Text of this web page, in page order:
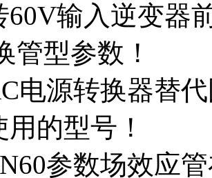
60V输入逆变器
管型参数！
电源转换器替
用的型号！
参数场效应